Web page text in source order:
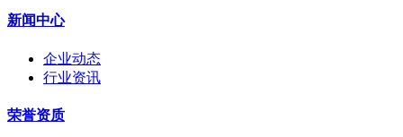
新闻中心
企业动态
行业资讯
荣誉资质